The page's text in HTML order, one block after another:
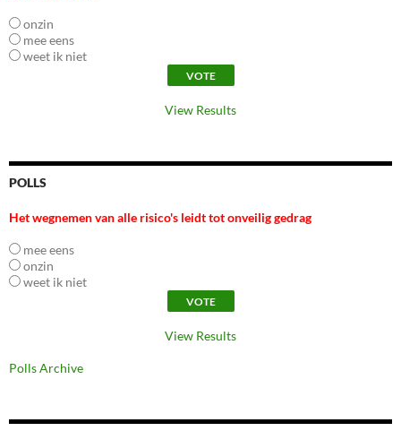
onzin
mee eens
weet ik niet
View Results
POLLS
Het wegnemen van alle risico's leidt tot onveilig gedrag
mee eens
onzin
weet ik niet
View Results
Polls Archive